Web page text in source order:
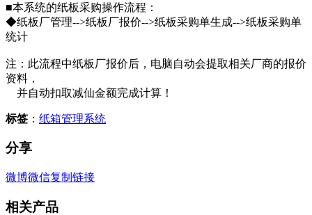
■本系统的纸板采购操作流程：
◆纸板厂管理-->纸板厂报价-->纸板采购单生成-->纸板采购单
统计
注：此流程中纸板厂报价后，电脑自动会提取相关厂商的报价
资料，
并自动扣取减仙金额完成计算！
标签 ： 纸箱管理系统
分享
微博微信复制链接
相关产品